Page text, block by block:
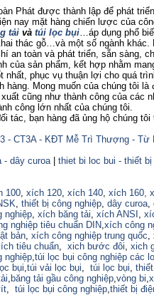
Phát được thành lập để phát
nay mặt hàng chiến lược của
tải và túi lọc bụi…áp dụng phổ
thác gỗ…và một số ngành khác.
an toàn và phát triển, sẵn sàng,
của sản phẩm, kết hợp nhằm
phục vụ thuận lợi cho quá
hàng. Mong muốn của chúng tôi
cũng như thành công của các
công lớn nhất của chúng tôi.
bạn hàng đã ủng hộ chúng tôi
- CT3A - KĐT Mễ Trì Thượng - Từ
- dây curoa| thiet bi loc bui - thiết bị
100, xích 120, xích 140, xích 160,
, thiết bị công nghiệp, dây curoa,
nghiệp, xích băng tải, xích ANSI ,
nghiệp tiêu chuẩn DIN,xích công
bản, xích công nghiệp trung quốc,
tiêu chuẩn, xich bước đôi, xich
nghiệp,túi lọc bụi công nghiệp các
bụi,túi vải lọc bụi, túi lọc bụi,
, băng tải gầu công nghiệp,vòng bi,
, túi lọc bụi công nghiệp,thiết bị